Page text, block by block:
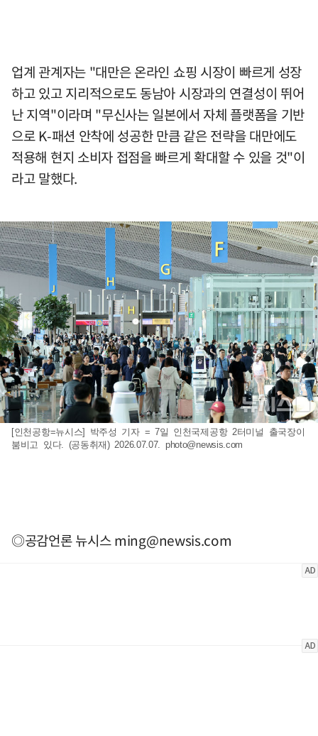
업계 관계자는 "대만은 온라인 쇼핑 시장이 빠르게 성장
하고 있고 지리적으로도 동남아 시장과의 연결성이 뛰어
난 지역"이라며 "무신사는 일본에서 자체 플랫폼을 기반
으로 K-패션 안착에 성공한 만큼 같은 전략을 대만에도
적용해 현지 소비자 접점을 빠르게 확대할 수 있을 것"이
라고 말했다.
[인천공항=뉴시스] 박주성 기자 = 7일 인천국제공항 2터미널 출국장이
붐비고 있다. (공동취재) 2026.07.07. photo@newsis.com
◎공감언론 뉴시스ming@newsis.com